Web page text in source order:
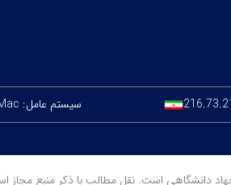
سیستم عامل: Mac
است. نقل مطالب با ذکر منبع مجاز است. |